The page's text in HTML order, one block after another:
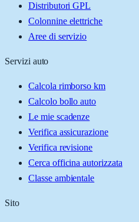
Distributori GPL
Colonnine elettriche
Aree di servizio
Servizi auto
Calcola rimborso km
Calcolo bollo auto
Le mie scadenze
Verifica assicurazione
Verifica revisione
Cerca officina autorizzata
Classe ambientale
Sito